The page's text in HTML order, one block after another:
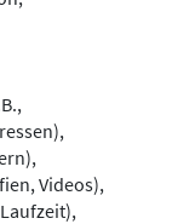
Videos),